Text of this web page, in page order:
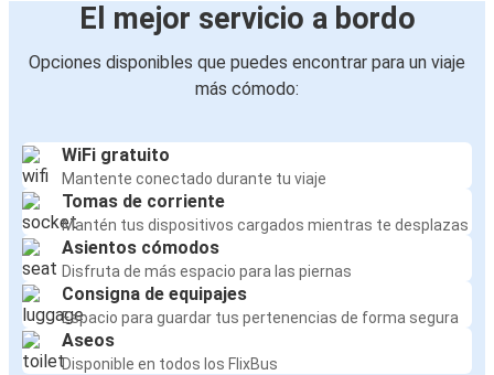
El mejor servicio a bordo
Opciones disponibles que puedes encontrar para un viaje
más cómodo:
WiFi gratuito
Mantente conectado durante tu viaje
Tomas de corriente
Mantén tus dispositivos cargados mientras te desplazas
Asientos cómodos
Disfruta de más espacio para las piernas
Consigna de equipajes
Espacio para guardar tus pertenencias de forma segura
Aseos
Disponible en todos los FlixBus